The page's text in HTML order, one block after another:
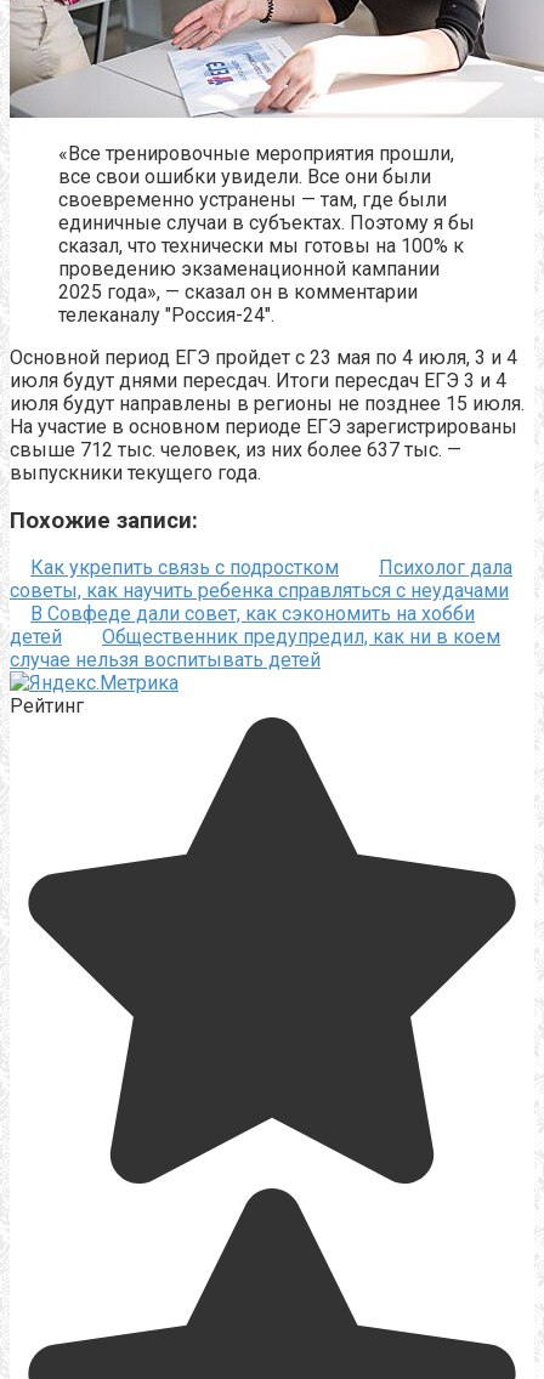
«Все тренировочные мероприятия прошли,
все свои ошибки увидели. Все они были
своевременно устранены — там, где были
единичные случаи в субъектах. Поэтому я бы
сказал, что технически мы готовы на 100% к
проведению экзаменационной кампании
2025 года», — сказал он в комментарии
телеканалу "Россия-24".
Основной период ЕГЭ пройдет с 23 мая по 4 июля, 3 и 4
июля будут днями пересдач. Итоги пересдач ЕГЭ 3 и 4
июля будут направлены в регионы не позднее 15 июля.
На участие в основном периоде ЕГЭ зарегистрированы
свыше 712 тыс. человек, из них более 637 тыс. —
выпускники текущего года.
Похожие записи:
Как укрепить связь с подростком
Психолог дала
советы, как научить ребенка справляться с неудачами
В Совфеде дали совет, как сэкономить на хобби
детей
Общественник предупредил, как ни в коем
случае нельзя воспитывать детей
Рейтинг